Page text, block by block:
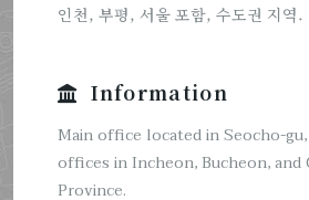
인천, 부평, 서울 포함, 수도권 지역.
Information
Main office located in Seocho-
offices in Incheon, Bucheon, and
Province.